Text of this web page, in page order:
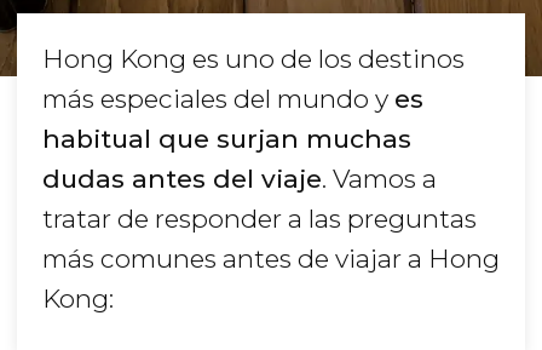
Hong Kong es uno de los destinos
más especiales del mundo y es
habitual que surjan muchas
dudas antes del viaje. Vamos a
tratar de responder a las preguntas
más comunes antes de viajar a Hong
Kong: